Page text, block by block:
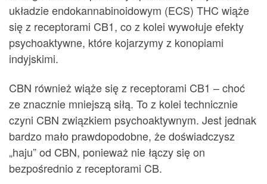
układzie endokannabinoidowym (ECS) THC wiąże
się z receptorami CB1, co z kolei wywołuje efekty
psychoaktywne, które kojarzymy z konopiami
indyjskimi.
CBN również wiąże się z receptorami CB1 – choć
ze znacznie mniejszą siłą. To z kolei technicznie
czyni CBN związkiem psychoaktywnym. Jest jednak
bardzo mało prawdopodobne, że doświadczysz
„haju” od CBN, ponieważ nie łączy się on
bezpośrednio z receptorami CB.